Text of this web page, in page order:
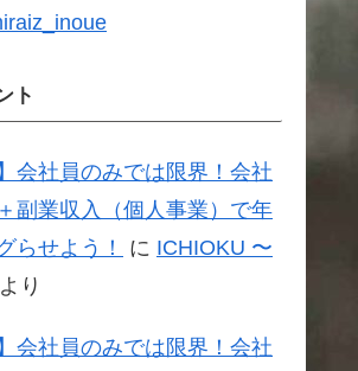
ト
会社員のみでは限界！会社
副業収入（個人事業）で年
らせよう！
に ICHIOKU 〜
より
会社員のみでは限界！会社